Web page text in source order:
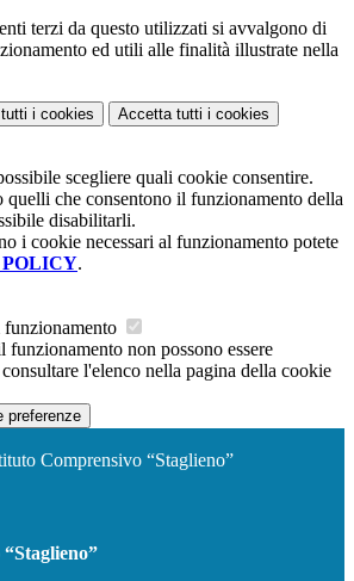
terzi da questo utilizzati si avvalgono di
ed utili alle finalità illustrate nella
i cookies Accetta tutti i cookies
scegliere quali cookie consentire.
quelli che consentono il funzionamento della
disabilitarli.
i cookie necessari al funzionamento potete
.
funzionamento
funzionamento non possono essere
l'elenco nella pagina della cookie
preferenze
Comprensivo “Staglieno”